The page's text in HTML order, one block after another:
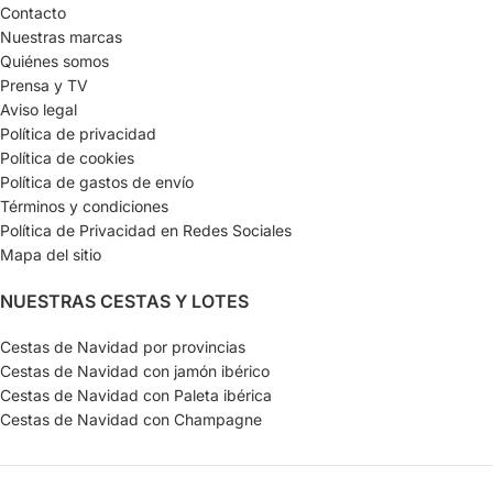
Contacto
Nuestras marcas
Quiénes somos
Prensa y TV
Aviso legal
Política de privacidad
Política de cookies
Política de gastos de envío
Términos y condiciones
Política de Privacidad en Redes Sociales
Mapa del sitio
NUESTRAS CESTAS Y LOTES
Cestas de Navidad por provincias
Cestas de Navidad con jamón ibérico
Cestas de Navidad con Paleta ibérica
Cestas de Navidad con Champagne